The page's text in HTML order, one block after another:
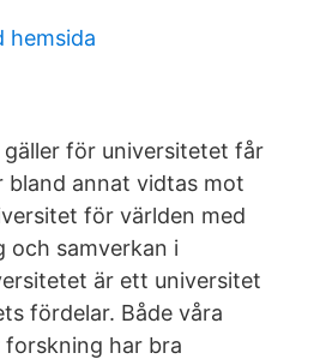
hemsida
gäller för universitetet får
bland annat vidtas mot
för världen med
och samverkan i
är ett universitet
fördelar. Både våra
har bra